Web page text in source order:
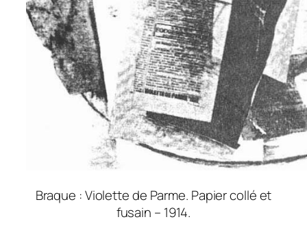
Braque : Violette de Parme. Papier collé et
fusain – 1914.